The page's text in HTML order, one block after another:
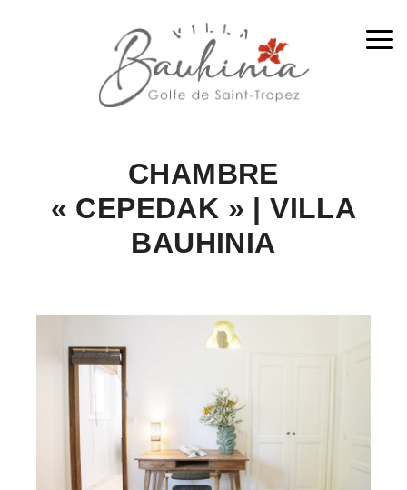
CHAMBRE
« CEPEDAK » | VILLA
BAUHINIA